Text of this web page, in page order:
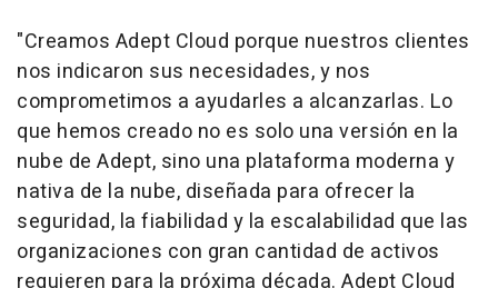
"Creamos Adept Cloud porque nuestros clientes
nos indicaron sus necesidades, y nos
comprometimos a ayudarles a alcanzarlas. Lo
que hemos creado no es solo una versión en la
nube de Adept, sino una plataforma moderna y
nativa de la nube, diseñada para ofrecer la
seguridad, la fiabilidad y la escalabilidad que las
organizaciones con gran cantidad de activos
requieren para la próxima década. Adept Cloud